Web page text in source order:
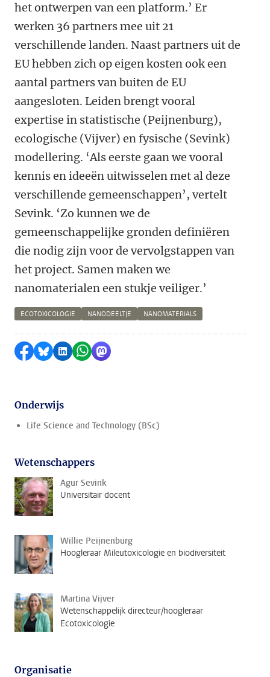
het ontwerpen van een platform.’ Er
werken 36 partners mee uit 21
verschillende landen. Naast partners uit de
EU hebben zich op eigen kosten ook een
aantal partners van buiten de EU
aangesloten. Leiden brengt vooral
expertise in statistische (Peijnenburg),
ecologische (Vijver) en fysische (Sevink)
modellering. ‘Als eerste gaan we vooral
kennis en ideeën uitwisselen met al deze
verschillende gemeenschappen’, vertelt
Sevink. ‘Zo kunnen we de
gemeenschappelijke gronden definiëren
die nodig zijn voor de vervolgstappen van
het project. Samen maken we
nanomaterialen een stukje veiliger.’
ECOTOXICOLOGIE NANODEELTJE NANOMATERIALS
Delen op Facebook
Delen via Bluesky
Delen op LinkedIn
Delen via WhatsApp
Delen via Mastodon
Onderwijs
Life Science and Technology (BSc)
Wetenschappers
Agur Sevink
Universitair docent
Willie Peijnenburg
Hoogleraar Mileutoxicologie en biodiversiteit
Martina Vijver
Wetenschappelijk directeur/hoogleraar
Ecotoxicologie
Organisatie